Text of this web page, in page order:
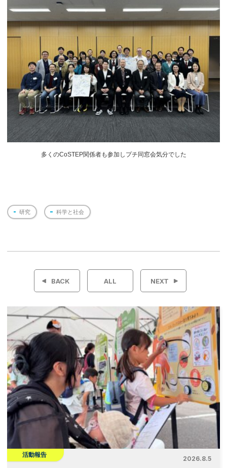
多くのCoSTEP関係者も参加しプチ同窓会気分でした
研究 科学と社会
投
ビ
ゲ
ー
シ
ョ
ン
BACK ALL NEXT
活動報告 2026.8.5